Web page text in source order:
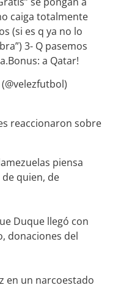
caiga totalmente
(si es q ya no lo
3- Q pasemos
a Qatar!
reaccionaron sobre
piensa
quien, de
Duque llegó con
donaciones del
en un narcoestado